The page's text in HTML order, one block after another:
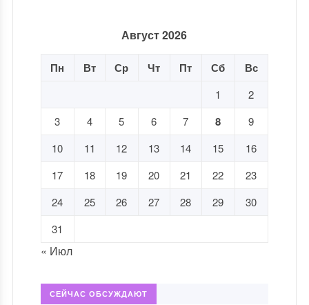
Август 2026
Пн Вт Ср Чт Пт Сб Вс
1
2
3
4 5 6 7 8
9
10
11 12 13 14 15
16
17
18 19 20 21 22
23
24
25 26 27 28 29
30
31
« Июл
СЕЙЧАС ОБСУЖДАЮТ